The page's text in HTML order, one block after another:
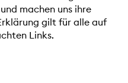
machen uns ihre
gilt für alle auf
Links.